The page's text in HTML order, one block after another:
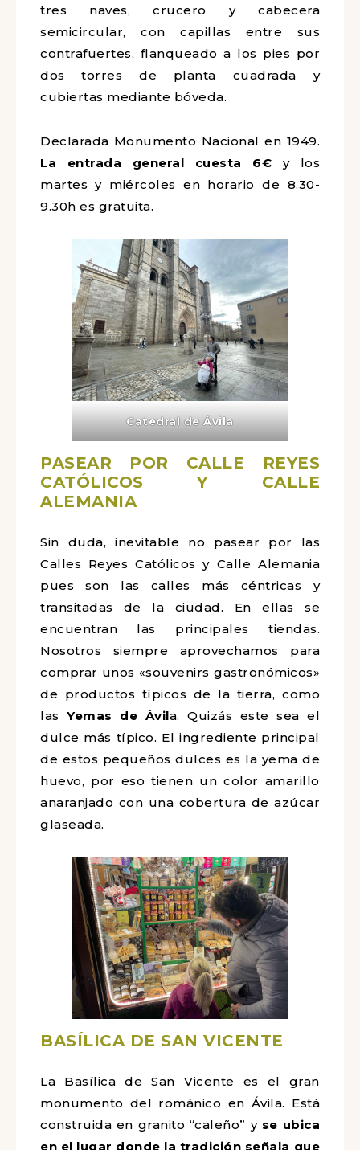
tres naves, crucero y cabecera
semicircular, con capillas entre sus
contrafuertes, flanqueado a los pies por
dos torres de planta cuadrada y
cubiertas mediante bóveda.
Declarada Monumento Nacional en 1949.
La entrada general cuesta 6€ y los
martes y miércoles en horario de 8.30-
9.30h es gratuita.
Catedral de Ávila
PASEAR POR CALLE REYES
CATÓLICOS Y CALLE
ALEMANIA
Sin duda, inevitable no pasear por las
Calles Reyes Católicos y Calle Alemania
pues son las calles más céntricas y
transitadas de la ciudad. En ellas se
encuentran las principales tiendas.
Nosotros siempre aprovechamos para
comprar unos «souvenirs gastronómicos»
de productos típicos de la tierra, como
las Yemas de Ávila. Quizás este sea el
dulce más típico. El ingrediente principal
de estos pequeños dulces es la yema de
huevo, por eso tienen un color amarillo
anaranjado con una cobertura de azúcar
glaseada.
BASÍLICA DE SAN VICENTE
La Basílica de San Vicente es el gran
monumento del románico en Ávila. Está
construida en granito “caleño” y se ubica
en el lugar donde la tradición señala que